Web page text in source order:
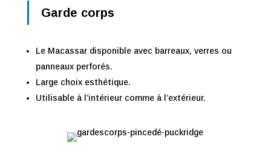
Garde corps
Le Macassar disponible avec barreaux, verres ou
panneaux perforés.
Large choix esthétique.
Utilisable à l’intérieur comme à l’extérieur.